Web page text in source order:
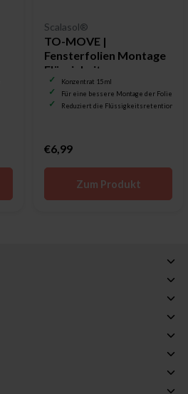
Scalasol®
TO-MOVE |
Fensterfolien Montage
Flüssigkeit
Konzentrat 15 ml
Für eine bessere Montage der Folie
Reduziert die Flüssigkeitsretention
€6,99
Zum Produkt